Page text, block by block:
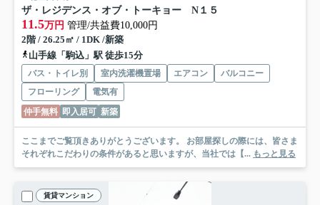
ザ・レジデンス・オブ・トーキョー N１５
11.5万円 管理/共益費10,000円
2階 / 26.25㎡ / 1DK /新築
山手線「駒込」駅 徒歩15分
バス・トイレ別 室内洗濯機置場 エアコン
バルコニー
フローリング
電気有
仲手無料 即入居可 新築
ここまでご覧頂きありがとうございます。 お部屋探しの際には、皆さま
それぞれこだわりの条件があると思いますが、当社では【... もっと見る
賃貸マンション